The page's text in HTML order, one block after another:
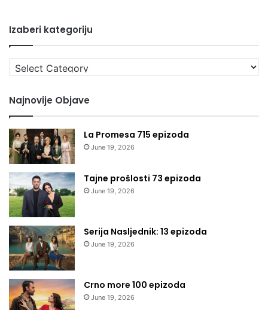
Izaberi kategoriju
Izaberi
kategoriju
Najnovije Objave
La Promesa 715 epizoda
June 19, 2026
Tajne prošlosti 73 epizoda
June 19, 2026
Serija Nasljednik: 13 epizoda
June 19, 2026
Crno more 100 epizoda
June 19, 2026